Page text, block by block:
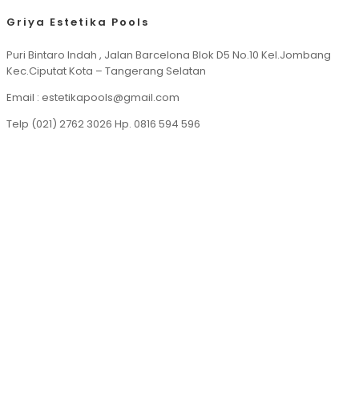
Griya Estetika Pools
Puri Bintaro Indah , Jalan Barcelona Blok D5 No.10 Kel.Jombang
Kec.Ciputat Kota – Tangerang Selatan
Email : estetikapools@gmail.com
Telp (021) 2762 3026 Hp. 0816 594 596